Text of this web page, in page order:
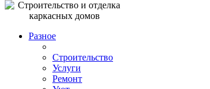
Разное
Строительство
Услуги
Ремонт